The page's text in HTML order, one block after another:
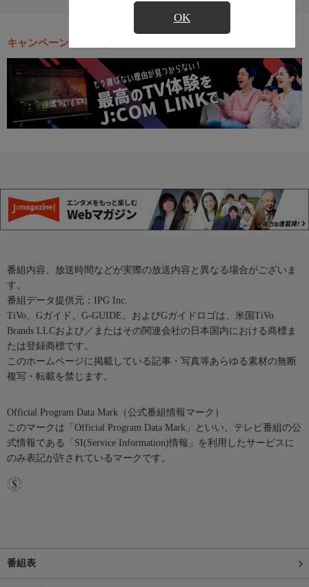
OK
キャンペーン・お得な情報
番組内容、放送時間などが実際の放送内容と異なる場合がございま
す。
番組データ提供元：IPG Inc.
TiVo、Gガイド、G-GUIDE、およびGガイドロゴは、米国TiVo
Brands LLCおよび／またはその関連会社の日本国内における商標ま
たは登録商標です。
このホームページに掲載している記事・写真等あらゆる素材の無断
複写・転載を禁じます。
Official Program Data Mark（公式番組情報マーク）
このマークは「Official Program Data Mark」といい、テレビ番組の公
式情報である「SI(Service Information)情報」を利用したサービスに
のみ表記が許されているマークです。
番組表